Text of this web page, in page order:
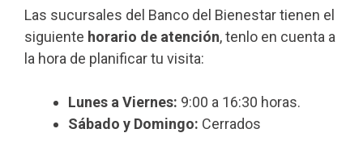
Las sucursales del Banco del Bienestar tienen el
siguiente horario de atención, tenlo en cuenta a
la hora de planificar tu visita:
Lunes a Viernes: 9:00 a 16:30 horas.
Sábado y Domingo: Cerrados